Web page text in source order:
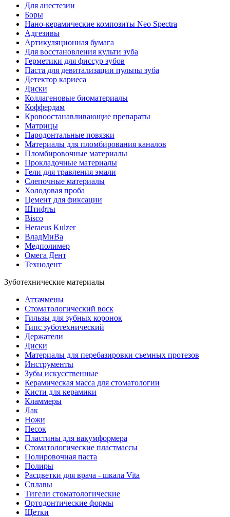
Для анестезии
Боры
Нано-керамические композиты Neo Spectra
Адгезивы
Артикуляционная бумага
Для восстановления культи зуба
Герметики для фиссур зубов
Паста для девитализации пульпы зуба
Детектор кариеса
Диски
Коллагеновые биоматериалы
Коффердам
Кровоостанавливающие препараты
Матрицы
Пародонтальные повязки
Материалы для пломбирования каналов
Пломбировочные материалы
Прокладочные материалы
Гели для травления эмали
Слепочные материалы
Холодовая проба
Цемент для фиксации
Штифты
Bisco
Heraeus Kulzer
ВладМиВа
Медполимер
Омега Дент
Технодент
Зуботехнические материалы
Аттачмены
Стоматологический воск
Гильзы для зубных коронок
Гипс зуботехнический
Держатели
Диски
Материалы для перебазировки съемных протезов
Инструменты
Зубы искусственные
Керамическая масса для стоматологии
Кисти для керамики
Кламмеры
Лак
Ножи
Песок
Пластины для вакумформера
Стоматологические пластмассы
Полировочная паста
Полиры
Расцветки для врача - шкала Vita
Сплавы
Тигели стоматологические
Ортодонтические формы
Щетки